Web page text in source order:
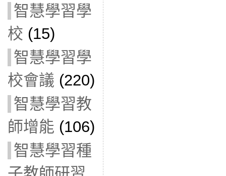
智慧學習學
校 (15)
智慧學習學
校會議 (220)
智慧學習教
師增能 (106)
智慧學習種